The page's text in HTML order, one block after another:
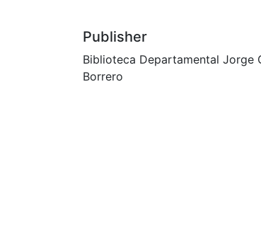
Publisher
Biblioteca Departamental Jorge
Borrero